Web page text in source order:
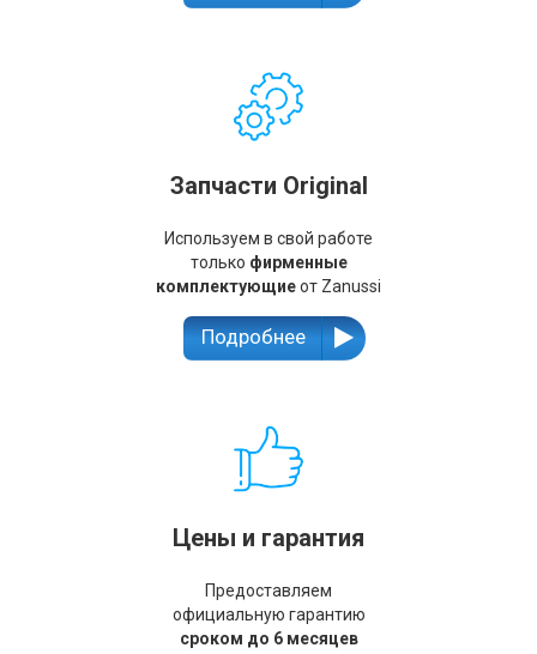
Запчасти Original
Используем в свой работе
только фирменные
комплектующиеот Zanussi
Подробнее
Цены и гарантия
Предоставляем
официальную гарантию
сроком до 6 месяцев